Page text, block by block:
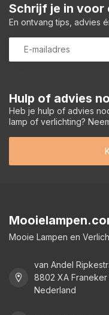
Hulp of advies
Heb je hulp of advies
lamp of verlichting?
Schrijf je in voor
En ontvang tips, advies
Mooie Lampen en
van Andel
8802 XA Franeker
Nederland